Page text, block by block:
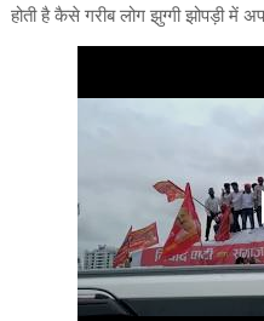
होती है कैसे गरीब लोग झुग्गी झोपड़ी में